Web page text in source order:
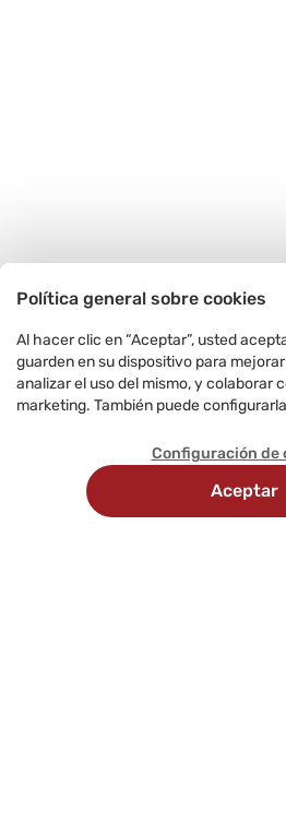
Política general sobre cookies
Al hacer clic en “Aceptar”, usted
guarden en su dispositivo para
analizar el uso del mismo, y colaborar
marketing. También puede
Configuración de
Aceptar